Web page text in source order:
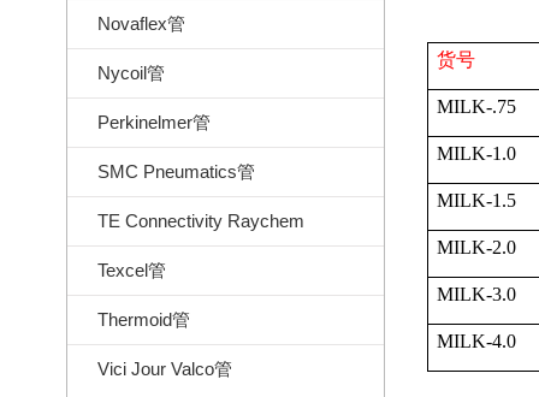
Novaflex管
Nycoil管
Perkinelmer管
SMC Pneumatics管
TE Connectivity Raychem
Texcel管
Thermoid管
Vici Jour Valco管
货号
MILK-.75
MILK-1.0
MILK-1.5
MILK-2.0
MILK-3.0
MILK-4.0